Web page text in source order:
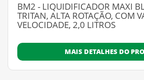
BM2 - LIQUIDIFICADOR MAXI
TRITAN, ALTA ROTAÇÃO, COM
VELOCIDADE, 2,0 LITROS
MAIS DETALHES DO